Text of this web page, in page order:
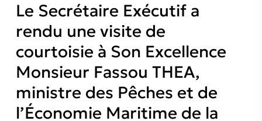
Le Secrétaire Exécutif a
rendu une visite de
courtoisie à Son Excellence
Monsieur Fassou THEA,
ministre des Pêches et de
l’Économie Maritime de la